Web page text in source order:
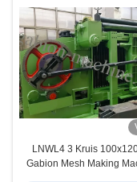
LNWL4 3 Kruis
Gabion Mesh Making